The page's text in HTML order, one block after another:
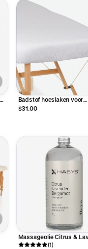
Badstof hoeslaken voor
$31.00
Massageolie Citrus &
1L
(1)